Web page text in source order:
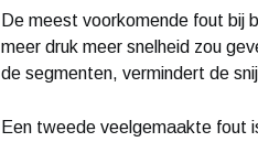
De meest voorkomende fout bij
meer druk meer snelheid zou
de segmenten, vermindert de
Een tweede veelgemaakte fout